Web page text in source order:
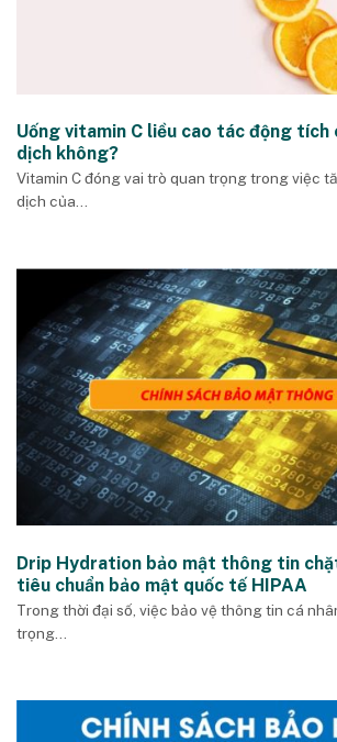
Uống vitamin C liều cao tác động tích
dịch không?
Vitamin C đóng vai trò quan trọng trong việc
dịch của...
Drip Hydration bảo mật thông tin
tiêu chuẩn bảo mật quốc tế HIPAA
Trong thời đại số, việc bảo vệ thông tin cá
trọng...